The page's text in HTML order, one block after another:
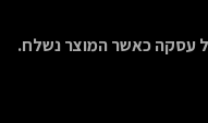
עסקה כאשר המוצר נשלח.